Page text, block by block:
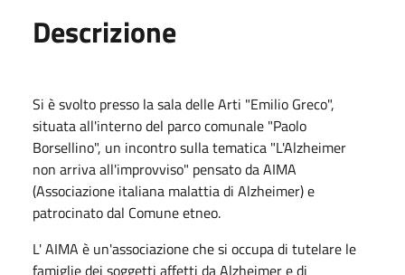
Descrizione
Si è svolto presso la sala delle Arti "Emilio Greco",
situata all'interno del parco comunale "Paolo
Borsellino", un incontro sulla tematica "L'Alzheimer
non arriva all'improvviso" pensato da AIMA
(Associazione italiana malattia di Alzheimer) e
patrocinato dal Comune etneo.
L' AIMA è un'associazione che si occupa di tutelare le
famiglie dei soggetti affetti da Alzheimer e di